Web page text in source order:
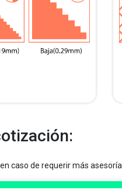
caso de requerir más